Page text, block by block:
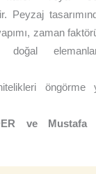
Peyzaj
zaman
doğal
öngörme
ve Mustafa